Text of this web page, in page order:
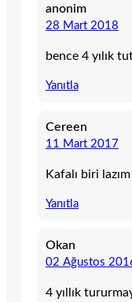
anonim
28 Mart 2018
bence 4 yılık
Yanıtla
Cereen
11 Mart 2017
Kafalı biri
Yanıtla
Okan
02 Ağustos
4 yıllık